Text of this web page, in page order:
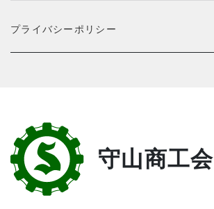
プライバシーポリシー
守山商工会